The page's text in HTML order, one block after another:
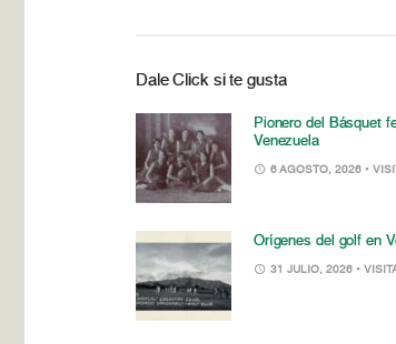
Dale Click si te gusta
Pionero del Básquet
Venezuela
6 AGOSTO, 2026 •
Orígenes del golf en
31 JULIO, 2026 •